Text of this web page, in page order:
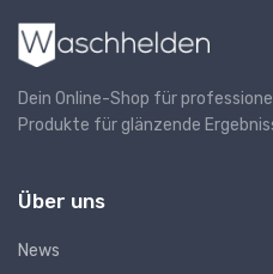
Dein Online-Shop für
Produkte für glänzende
Über uns
News